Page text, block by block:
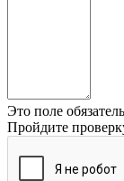
Это поле
Пройдите